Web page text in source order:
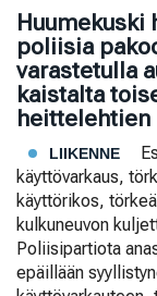
Huumekuski
poliisia
varastetulla
kaistalta
heittelehtien
LIIKENNE
käyttövarkaus,
käyttörikos,
kulkuneuvon
Poliisipartiota
epäillään